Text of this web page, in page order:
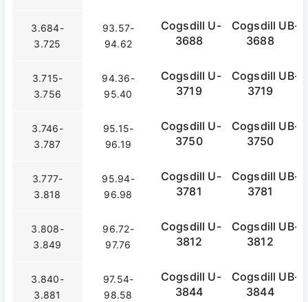
3.684-
3.725
93.57-
94.62
Cogsdill U-
3688
Cogsdill UB-
3688
3.715-
3.756
94.36-
95.40
Cogsdill U-
3719
Cogsdill UB-
3719
3.746-
3.787
95.15-
96.19
Cogsdill U-
3750
Cogsdill UB-
3750
3.777-
3.818
95.94-
96.98
Cogsdill U-
3781
Cogsdill UB-
3781
3.808-
3.849
96.72-
97.76
Cogsdill U-
3812
Cogsdill UB-
3812
3.840-
3.881
97.54-
98.58
Cogsdill U-
3844
Cogsdill UB-
3844